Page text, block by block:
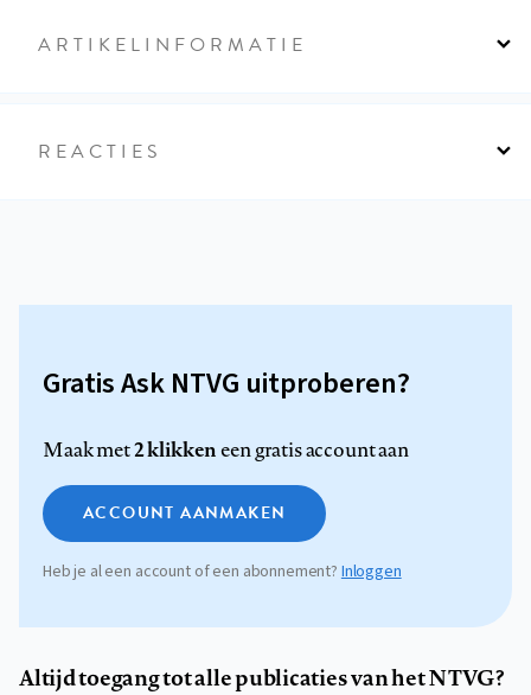
ARTIKELINFORMATIE
REACTIES
Gratis Ask NTVG uitproberen?
Maak met2 klikkeneen gratis account aan
ACCOUNT AANMAKEN
Heb je al een account of een abonnement?Inloggen
Altijd toegang tot alle publicaties van het NTVG?